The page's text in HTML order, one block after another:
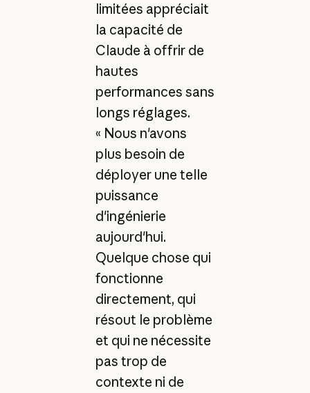
limitées appréciait
la capacité de
Claude à offrir de
hautes
performances sans
longs réglages.
« Nous n'avons
plus besoin de
déployer une telle
puissance
d'ingénierie
aujourd'hui.
Quelque chose qui
fonctionne
directement, qui
résout le problème
et qui ne nécessite
pas trop de
contexte ni de